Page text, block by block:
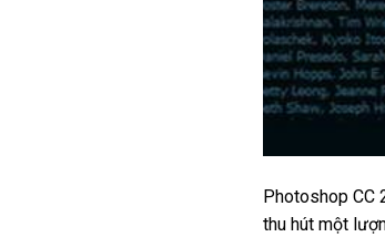
Photoshop CC
thu hút một